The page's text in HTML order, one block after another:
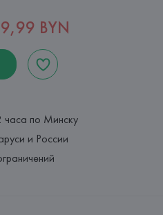
BYN
часа по Минску
и России